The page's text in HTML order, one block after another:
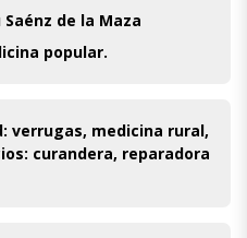
Saénz de la Maza
popular.
verrugas, medicina rural,
curandera, reparadora